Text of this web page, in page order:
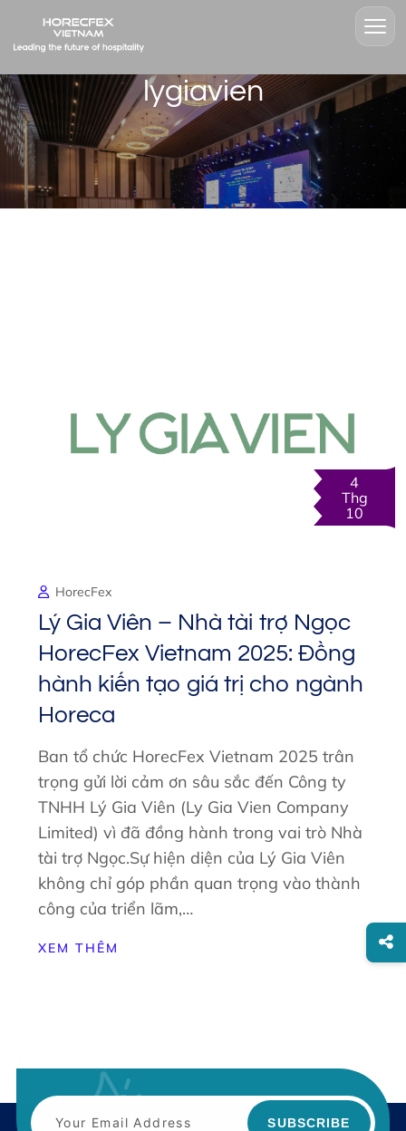
lygiavien
4
Thg
10
HorecFex
Lý Gia Viên – Nhà tài trợ Ngọc
HorecFex Vietnam 2025: Đồng
hành kiến tạo giá trị cho ngành
Horeca
Ban tổ chức HorecFex Vietnam 2025 trân
trọng gửi lời cảm ơn sâu sắc đến Công ty
TNHH Lý Gia Viên (Ly Gia Vien Company
Limited) vì đã đồng hành trong vai trò Nhà
tài trợ Ngọc.Sự hiện diện của Lý Gia Viên
không chỉ góp phần quan trọng vào thành
công của triển lãm,…
XEM THÊM
SUBSCRIBE